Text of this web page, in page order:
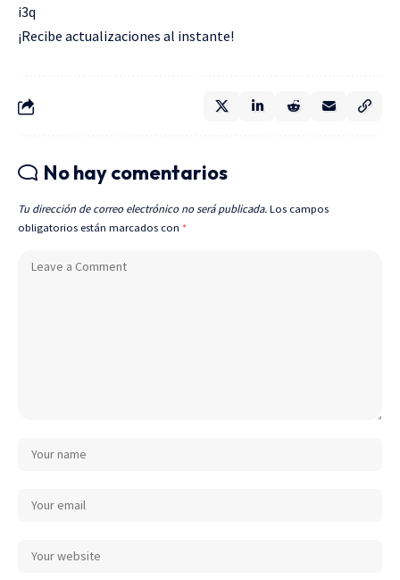
i3q
¡Recibe actualizaciones al instante!
No hay comentarios
Tu dirección de correo electrónico no será publicada. Los campos
obligatorios están marcados con *